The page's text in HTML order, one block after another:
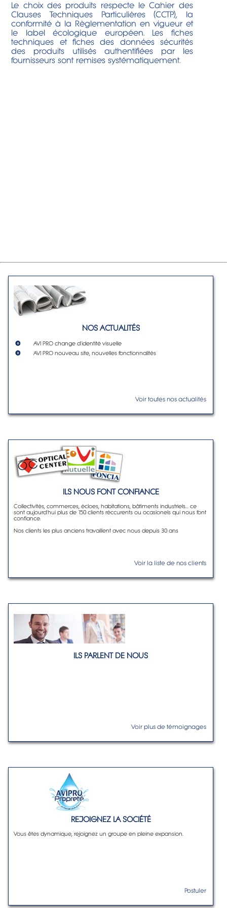
Le choix des produits respecte le Cahier des
Clauses Techniques Particulières (CCTP), la
conformité à la Règlementation en vigueur et
le label écologique européen. Les fiches
techniques et fiches des données sécurités
des produits utilisés authentifiées par les
fournisseurs sont remises systématiquement.
NOS ACTUALITÉS
AVI PRO change d'identité visuelle
AVI PRO nouveau site, nouvelles fonctionnalités
Voir toutes nos actualités
ILS NOUS FONT CONFIANCE
Collectivités, commerces, écloes, habitations, bâtiments industriels... ce
sont aujourd'hui plus de 150 clients réccurents ou ocasionels qui nous font
confiance.
Nos clients les plus anciens travaillent avec nous depuis 30 ans
Voir la liste de nos clients
ILS PARLENT DE NOUS
Voir plus de témoignages
REJOIGNEZ LA SOCIÉTÉ
Vous êtes dynamique, rejoignez un groupe en pleine expansion.
Postuler